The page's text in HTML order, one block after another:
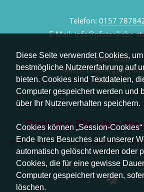
Diese Seite verwendet Cookies,
bestmögliche Nutzererfahrung auf
bieten. Cookies sind Textdateien,
Computer gespeichert werden und
über Ihr Nutzerverhalten speichern.
Cookies können „Session-
Ende Ihres Besuches auf unserer
automatisch gelöscht werden oder
Cookies, die für eine gewisse
Computer gespeichert werden,
löschen.
Telefon: 0157
E-Mail:info@pfotenliebe-
Über mich
Meine
Kontakt
Sichere Dir den
erhalte sofort aktuelle Tipps rund um
Hund.